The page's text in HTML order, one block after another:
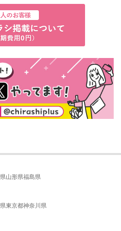
山形県福島県
東京都神奈川県